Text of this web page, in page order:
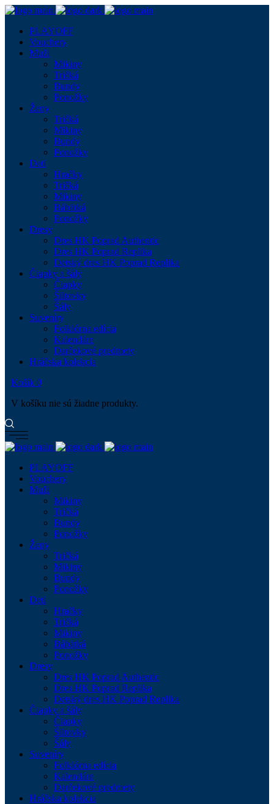
PLAYOFF
Vouchery
Muži
Mikiny
Tričká
Bundy
Ponožky
Ženy
Tričká
Mikiny
Bundy
Ponožky
Deti
Hračky
Tričká
Mikiny
Bábätká
Ponožky
Dresy
Dres HK Poprad Authentic
Dres HK Poprad Replika
Detský dres HK Poprad Replika
Čiapky a šály
Čiapky
Šiltovky
Šály
Suveníry
Folklórna edícia
Kalendáre
Darčekové predmety
Hráčska kolekcia
Košík 0
V košíku nie sú žiadne produkty.
PLAYOFF
Vouchery
Muži
Mikiny
Tričká
Bundy
Ponožky
Ženy
Tričká
Mikiny
Bundy
Ponožky
Deti
Hračky
Tričká
Mikiny
Bábätká
Ponožky
Dresy
Dres HK Poprad Authentic
Dres HK Poprad Replika
Detský dres HK Poprad Replika
Čiapky a šály
Čiapky
Šiltovky
Šály
Suveníry
Folklórna edícia
Kalendáre
Darčekové predmety
Hráčska kolekcia